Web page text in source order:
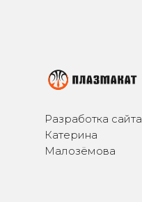
Разработка сайта
Катерина
Малозёмова